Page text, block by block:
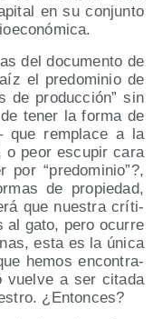
en su con­jun­to
del docu­men­to de
el pre­do­mi­nio de
de pro­duc­ción
sin
tener la for­ma de
que rem­pla­ce a la
o peor escu­pir cara
por pre­do­mi­nio ?,
de pro­pie­dad,
que nues­tra crí­ti­
al gato, pero ocu­rre
esta es la úni­ca
hemos encon­tra­
vuel­ve a ser cita­da
¿Enton­ces?